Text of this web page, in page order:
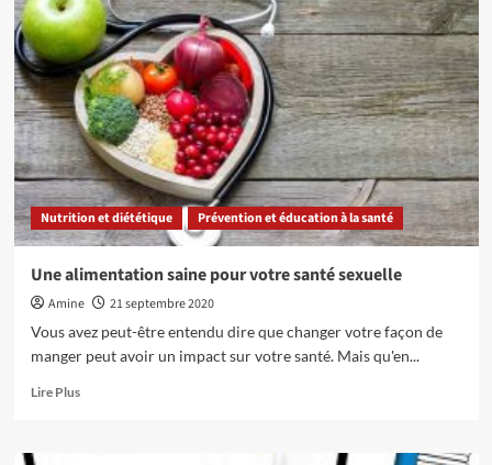
est
le
prix
à
payer
pour
faire
un
test
ADN ?
Nutrition et diététique Prévention et éducation à la santé
Une alimentation saine pour votre santé sexuelle
Amine
21 septembre 2020
Vous avez peut-être entendu dire que changer votre façon de
manger peut avoir un impact sur votre santé. Mais qu'en...
Lire PlusEn